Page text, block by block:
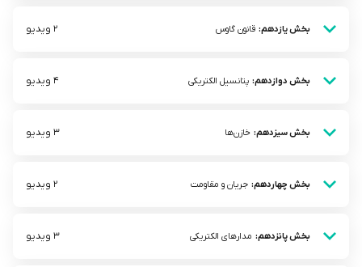
بخش یازدهم: قانون گاوس 2 ویدیو
بخش دوازدهم: پتانسیل الکتریکی 4 ویدیو
بخش سیزدهم: خازن‌ها 3 ویدیو
بخش چهاردهم: جریان و مقاومت 2 ویدیو
بخش پانزدهم: مدار‌های الکتریکی 3 ویدیو